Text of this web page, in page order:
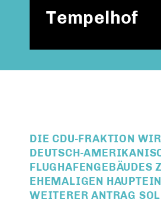
Tempelhof
DIE CDU-FRAKTION
DEUTSCH-
FLUGHAFENGEBÄUDES
EHEMALIGEN
WEITERER ANTRAG